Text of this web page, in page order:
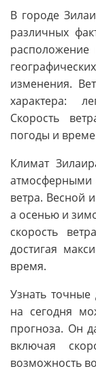
В городе
различных
изменения.
характера:
Скорость
погоды и
Климат
атмосферными
ветра. Весной
а осенью и
скорость
достигая
время.
Узнать
на сегодня
прогноза. Он
включая
возможность